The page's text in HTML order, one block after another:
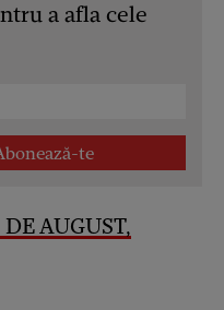
a afla cele
AUGUST,